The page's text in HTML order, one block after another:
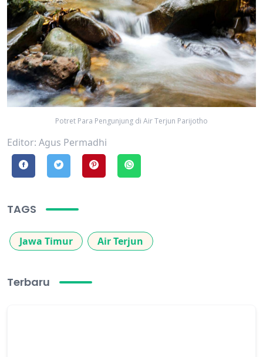
Potret Para Pengunjung di Air Terjun Parijotho
Editor: Agus Permadhi
TAGS
Jawa Timur Air Terjun
Terbaru